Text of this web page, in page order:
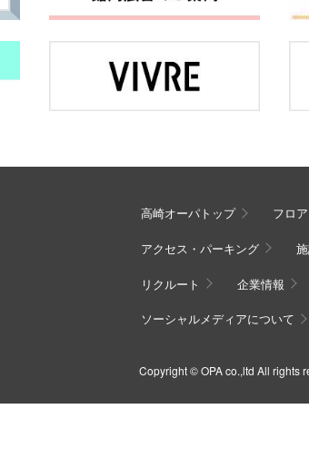
高崎オーパトップ フロ
アクセス・パーキング
リクルート 企業情報
ソーシャルメディアについて
Copyright © OPA co.,ltd All rights